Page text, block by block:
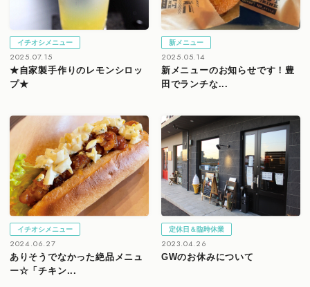
イチオシメニュー
2025.07.15
★自家製手作りのレモンシロッ
プ★
新メニュー
2025.05.14
新メニューのお知らせです！豊
田でランチな...
イチオシメニュー
2024.06.27
ありそうでなかった絶品メニュ
ー☆「チキン...
定休日＆臨時休業
2023.04.26
GWのお休みについて